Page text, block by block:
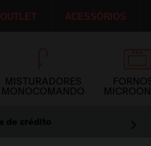
OUTLET ACESSÓRIOS
MISTURADORES
MONOCOMANDO